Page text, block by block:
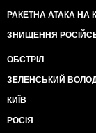
РАКЕТНА АТАКА НА
ЗНИЩЕННЯ
ОБСТРІЛ
ЗЕЛЕНСЬКИЙ
КИЇВ
РОСІЯ